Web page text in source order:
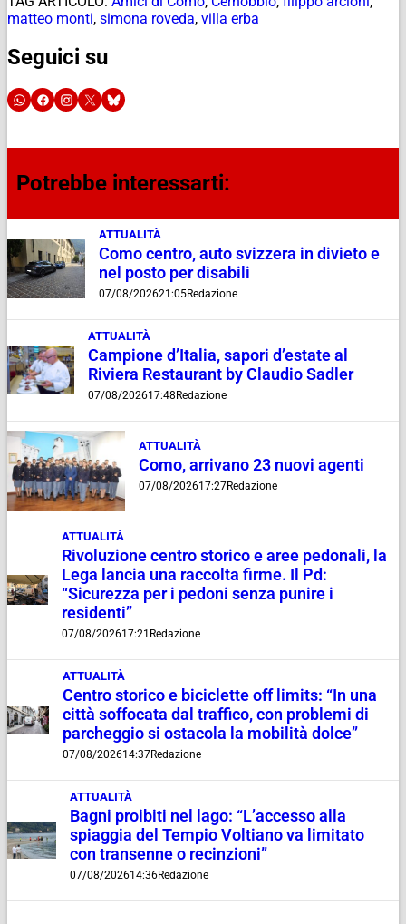
matteo monti, simona roveda, villa erba
Seguici su
Potrebbe interessarti:
ATTUALITÀ
Como centro, auto svizzera in divieto e
nel posto per disabili
07/08/202621:05Redazione
ATTUALITÀ
Campione d’Italia, sapori d’estate al
Riviera Restaurant by Claudio Sadler
07/08/202617:48 Redazione
ATTUALITÀ
Como, arrivano 23 nuovi agenti
07/08/202617:27Redazione
ATTUALITÀ
Rivoluzione centro storico e aree pedonali, la
Lega lancia una raccolta firme. Il Pd:
“Sicurezza per i pedoni senza punire i
residenti”
07/08/202617:21 Redazione
ATTUALITÀ
Centro storico e biciclette off limits: “In una
città soffocata dal traffico, con problemi di
parcheggio si ostacola la mobilità dolce”
07/08/202614:37Redazione
ATTUALITÀ
Bagni proibiti nel lago: “L’accesso alla
spiaggia del Tempio Voltiano va limitato
con transenne o recinzioni”
07/08/202614:36Redazione